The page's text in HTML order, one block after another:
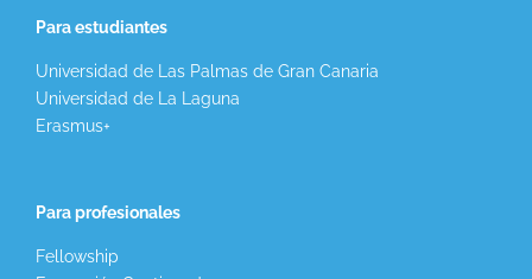
Para estudiantes
Universidad de Las Palmas de Gran Canaria
Universidad de La Laguna
Erasmus+
Para profesionales
Fellowship